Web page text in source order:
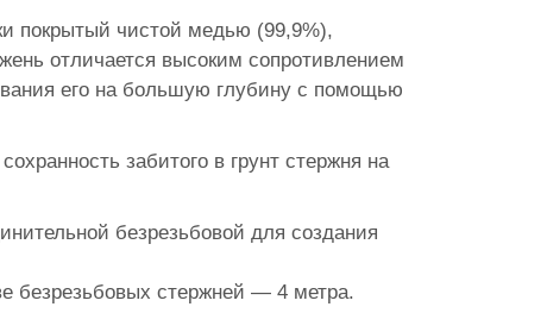
покрытый чистой медью (99,9%),
отличается высоким сопротивлением
его на большую глубину с помощью
забитого в грунт стержня на
безрезьбовой для создания
безрезьбовых стержней — 4 метра.